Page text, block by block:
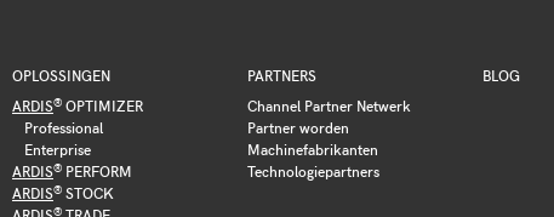
OPLOSSINGEN
ARDIS® OPTIMIZER
Professional
Enterprise
ARDIS® PERFORM
ARDIS® STOCK
®
PARTNERS
Channel Partner Netwerk
Partner worden
Machinefabrikanten
Technologiepartners
BLOG